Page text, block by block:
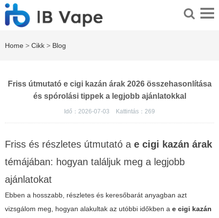
Home > Cikk > Blog
Friss útmutató e cigi kazán árak 2026 összehasonlítása
és spórolási tippek a legjobb ajánlatokkal
Idő：2026-07-03 Kattintás： 269
Friss és részletes útmutató a e cigi kazán árak
témájában: hogyan találjuk meg a legjobb
ajánlatokat
Ebben a hosszabb, részletes és keresőbarát anyagban azt
vizsgálom meg, hogyan alakultak az utóbbi időkben a e cigi kazán